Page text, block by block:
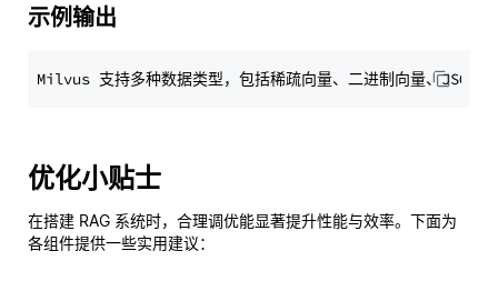
示例输出
优化小贴士
在搭建 RAG 系统时，合理调优能显著提升性能与效率。下面为
各组件提供一些实用建议：